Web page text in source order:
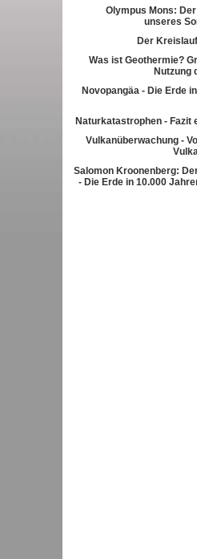
Olympus Mons:
unseres
Der
Was ist Geothermie?
Nutzung
Novopangäa - Die Erde
Naturkatastrophen - Fazit
Vulkanüberwachung -
Salomon Kroonenberg:
- Die Erde in 10.000